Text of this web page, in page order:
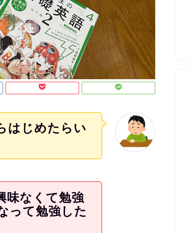
はじめたらい
味なくて勉強
って勉強した